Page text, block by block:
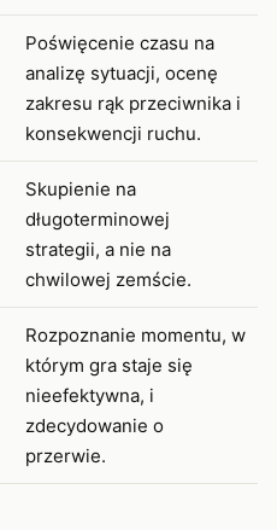
Poświęcenie czasu na
analizę sytuacji, ocenę
zakresu rąk przeciwnika i
konsekwencji ruchu.
Skupienie na
długoterminowej
strategii, a nie na
chwilowej zemście.
Rozpoznanie momentu, w
którym gra staje się
nieefektywna, i
zdecydowanie o
przerwie.